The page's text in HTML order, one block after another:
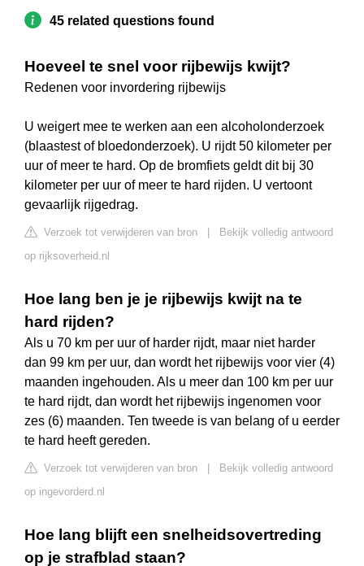
45 related questions found
Hoeveel te snel voor rijbewijs kwijt?
Redenen voor invordering rijbewijs
U weigert mee te werken aan een alcoholonderzoek
(blaastest of bloedonderzoek). U rijdt 50 kilometer per
uur of meer te hard. Op de bromfiets geldt dit bij 30
kilometer per uur of meer te hard rijden. U vertoont
gevaarlijk rijgedrag.
Verzoek tot verwijderen van bron
Bekijk volledig antwoord
op rijksoverheid.nl
Hoe lang ben je je rijbewijs kwijt na te
hard rijden?
Als u 70 km per uur of harder rijdt, maar niet harder
dan 99 km per uur, dan wordt het rijbewijs voor vier (4)
maanden ingehouden. Als u meer dan 100 km per uur
te hard rijdt, dan wordt het rijbewijs ingenomen voor
zes (6) maanden. Ten tweede is van belang of u eerder
te hard heeft gereden.
Verzoek tot verwijderen van bron
Bekijk volledig antwoord
op ingevorderd.nl
Hoe lang blijft een snelheidsovertreding
op je strafblad staan?